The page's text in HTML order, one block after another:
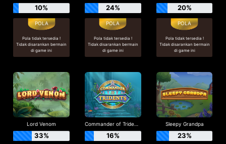
10%
Pola tidak tersedia !
Tidak disarankan bermain
di game ini
24%
Pola tidak tersedia !
Tidak disarankan bermain
di game ini
20%
Pola tidak tersedia !
Tidak disarankan bermain
di game ini
Lord Venom
33%
Commander of Tridents
16%
Sleepy Grandpa
23%